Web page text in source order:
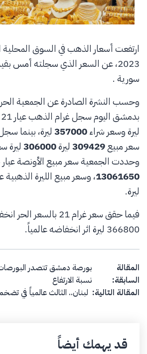
سورية .
وحسب النشرة الصادرة عن الجمعية
بدمشق اليوم سجل غرام الذهب عيار 21 سعر مبيع
ليرة وسعر شراء357000
سعر مبيع309429 ليرة306000 ليرة
وحددت الجمعية سعر مبيع الأونصة عيار 995 بـ
13061650، وسعر مبيع الليرة الذهبية عيار
ليرة.
فيما حقق سعر غرام 21
366800 ليرة اثر انخفاضه عالمياً.
Post navigation
المقالة
السابقة:
بورصة دمشق تتصدر
نسبة الارتفاع
المقالة التالية: لبنان.. الثالث عالمياً في
قد يهمك أيضاً